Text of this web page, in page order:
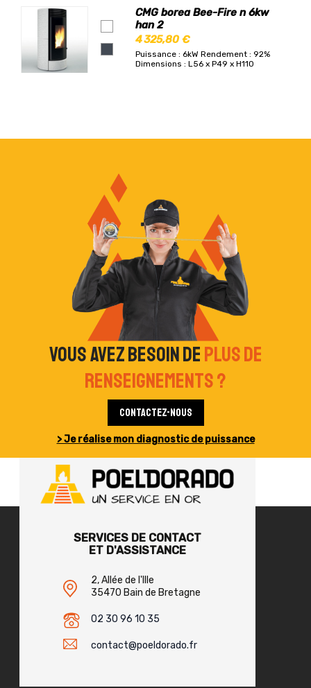
CMG borea Bee-Fire n 6kw
han 2
4 325,80 €
Puissance : 6kW Rendement : 92%
Dimensions : L56 x P49 x H110
Vous avez besoin deplus de
renseignements ?
Contactez-nous
> Je réalise mon diagnostic de puissance
SERVICES DE CONTACT
ET D'ASSISTANCE
2, Allée de l'Ille
35470 Bain de Bretagne
02 30 96 10 35
contact@poeldorado.fr